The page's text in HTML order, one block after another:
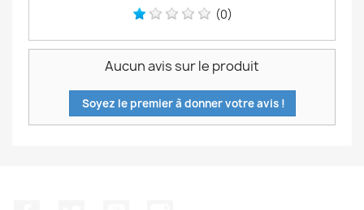
(0)
Aucun avis sur le produit
Soyez le premier à donner votre avis !